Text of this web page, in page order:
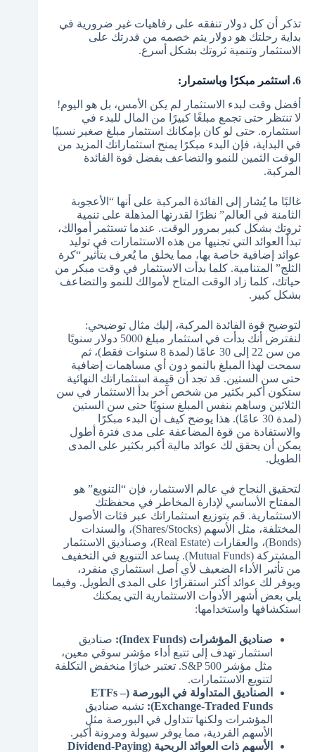
تذكر أن كل دولار تنفقه على رفاهيات غير ضرورية في
بداية رحلتك هو دولار يتم خصمه من قدرتك على
الاستثمار وتنمية ثروتك بشكل أسرع.
6. استثمر مبكرًا وباستمرار:
أفضل وقت لبدء الاستثمار لم يكن الأمس، بل هو اليوم!
لا تنتظر حتى تجمع مبلغًا كبيرًا من المال للبدء في
استثماره. حتى لو كان بإمكانك استثمار مبلغ صغير نسبيًا
في البداية، فإن البدء مبكرًا يمنح استثماراتك المزيد من
الوقت الثمين للنمو والتضاعف بفضل قوة الفائدة
المركبة.
غالبًا ما يُشار إلى الفائدة المركبة على أنها “الأعجوبة
الثامنة في العالم” نظرًا لقدرتها المذهلة على تنمية
ثروتك بشكل كبير بمرور الوقت. عندما تستثمر أموالك،
تبدأ العوائد التي تجنيها من هذه الاستثمارات في توليد
عوائد إضافية خاصة بها، مما يخلق ما يُعرف بتأثير “كرة
الثلج” المتنامية. كلما بدأت الاستثمار في وقت مبكر من
حياتك، كلما زاد الوقت المتاح لأموالك للنمو والتضاعف
بشكل كبير.
لتوضيح قوة الفائدة المركبة، إليك مثال توضيحي:
لنفترض أنك بدأت في استثمار مبلغ 5000 دولار سنويًا
من سن 22 إلى 30 عامًا (لمدة 8 سنوات فقط)، ثم
سمحت لهذا المبلغ بالنمو دون أي مساهمات إضافية
حتى سن الستين. قد تجد أن قيمة استثماراتك النهائية
ستكون أكبر بكثير من شخص آخر بدأ الاستثمار في سن
الثلاثين وساهم بنفس المبلغ سنويًا حتى سن الستين
(لمدة 30 عامًا). هذا يوضح كيف أن البدء مبكرًا
والاستفادة من قوة المضاعفة على مدى فترة أطول
يمكن أن يحقق لك عوائد مالية أكبر بكثير على المدى
الطويل.
لتحقيق النجاح في عالم الاستثمار، فإن “التنويع” هو
المفتاح الأساسي لإدارة المخاطر في محفظتك
الاستثمارية. قم بتوزيع استثماراتك عبر فئات الأصول
المختلفة، مثل الأسهم (Shares/Stocks)، والسندات
(Bonds)، والعقارات (Real Estate)، وصناديق الاستثمار
المشتركة (Mutual Funds). يساعد التنويع في التخفيف
من تأثير الأداء الضعيف لأي أصل استثماري منفرد،
ويوفر لك عوائد أكثر استقرارًا على المدى الطويل. وفيما
يلي بعض أشهر الأدوات الاستثمارية التي يمكنك
استكشافها واستخدامها:
صناديق المؤشرات (Index Funds):
صناديق
استثمار تهدف إلى تتبع أداء مؤشر سوقي معين،
مثل مؤشر S&P 500. تعتبر خيارًا منخفض التكلفة
لتنويع الاستثمارات.
الصناديق المتداولة في البورصة (ETFs –
Exchange-Traded Funds):
تشبه صناديق
المؤشرات ولكنها تتداول في البورصة مثل
الأسهم الفردية، مما يوفر سيولة ومرونة أكبر.
الأسهم ذات العوائد الربحية (Dividend-Paying